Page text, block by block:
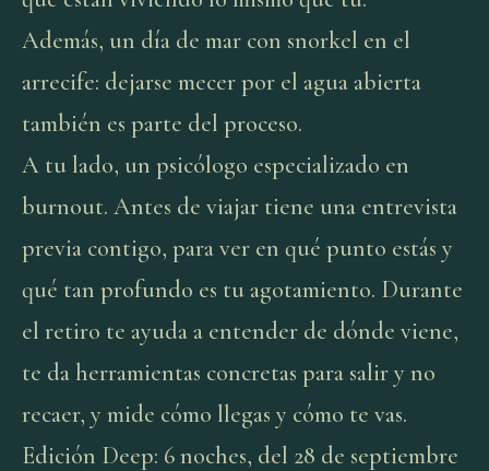
Además, un día de mar con snorkel en el
arrecife: dejarse mecer por el agua abierta
también es parte del proceso.
A tu lado, un psicólogo especializado en
burnout. Antes de viajar tiene una entrevista
previa contigo, para ver en qué punto estás y
qué tan profundo es tu agotamiento. Durante
el retiro te ayuda a entender de dónde viene,
te da herramientas concretas para salir y no
recaer, y mide cómo llegas y cómo te vas.
Edición Deep: 6 noches, del 28 de septiembre